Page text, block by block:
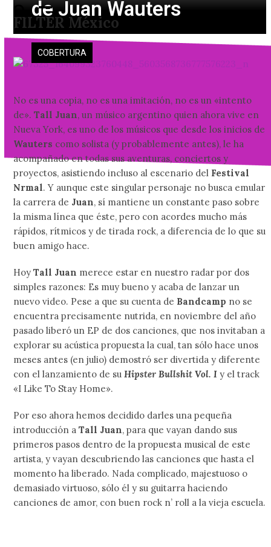
Skip
content
FILTER México
Open
mobile
menu
Close
mobile
menu
COBERTURA
de Juan Wauters
No es una copia, no es una imitación, no es un «intento
de». Tall Juan, un músico argentino quien ahora vive en
Nueva York, es uno de los músicos que desde los inicios de
Wauters como solista (y probablemente antes), le ha
acompañado en todas sus aventuras, conciertos y
proyectos, asistiendo incluso al escenario del Festival
Nrmal. Y aunque este singular personaje no busca emular
la carrera de Juan, sí mantiene un constante paso sobre
la misma línea que éste, pero con acordes mucho más
rápidos, rítmicos y de tirada rock, a diferencia de lo que su
buen amigo hace.
Hoy Tall Juan merece estar en nuestro radar por dos
simples razones: Es muy bueno y acaba de lanzar un
nuevo video. Pese a que su cuenta de Bandcamp no se
encuentra precisamente nutrida, en noviembre del año
pasado liberó un EP de dos canciones, que nos invitaban a
explorar su acústica propuesta la cual, tan sólo hace unos
meses antes (en julio) demostró ser divertida y diferente
con el lanzamiento de suHipster Bullshit Vol. I y el track
«I Like To Stay Home».
Por eso ahora hemos decidido darles una pequeña
introducción aTall Juan, para que vayan dando sus
primeros pasos dentro de la propuesta musical de este
artista, y vayan descubriendo las canciones que hasta el
momento ha liberado. Nada complicado, majestuoso o
demasiado virtuoso, sólo él y su guitarra haciendo
canciones de amor, con buen rock n’ roll a la vieja escuela.